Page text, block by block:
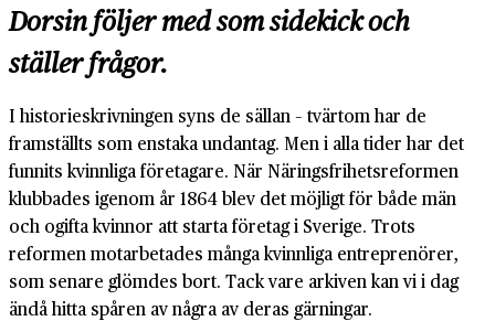
Dorsin följer med som sidekick och
ställer frågor.
I historieskrivningen syns de sällan – tvärtom har de
framställts som enstaka undantag. Men i alla tider har det
funnits kvinnliga företagare. När Näringsfrihetsreformen
klubbades igenom år 1864 blev det möjligt för både män
och ogifta kvinnor att starta företag i Sverige. Trots
reformen motarbetades många kvinnliga entreprenörer,
som senare glömdes bort. Tack vare arkiven kan vi i dag
ändå hitta spåren av några av deras gärningar.